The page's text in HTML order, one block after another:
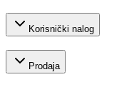
Korisnički nalog
Prodaja